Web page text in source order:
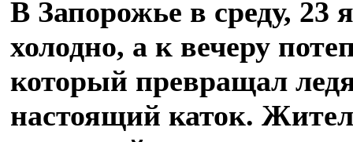
В Запорожье в среду, 23
холодно, а к вечеру
который превращал
настоящий каток.